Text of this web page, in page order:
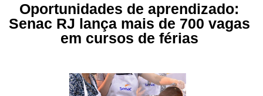
Oportunidades de aprendizado:
Senac RJ lança mais de 700 vagas
em cursos de férias